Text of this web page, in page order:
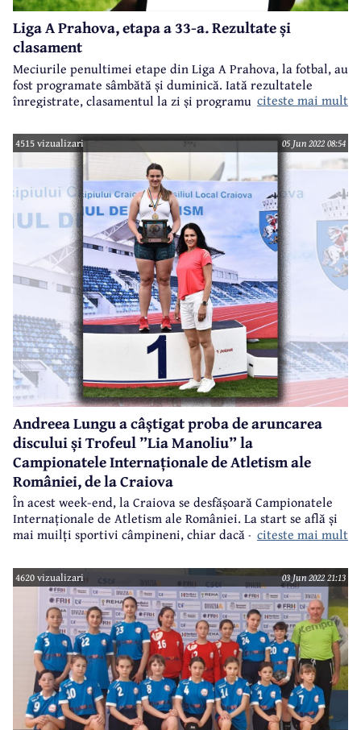
Liga A Prahova, etapa a 33-a. Rezultate și
clasament
Meciurile penultimei etape din Liga A Prahova, la fotbal, au
fost programate sâmbătă și duminică. Iată rezultatele
înregistrate, clasamentul la zi și programul etapei viitoare
citeste mai mult
4515 vizualizari 05 Jun 2022 08:54
Andreea Lungu a câștigat proba de aruncarea
discului și Trofeul ”Lia Manoliu” la
Campionatele Internaționale de Atletism ale
României, de la Craiova
În acest week-end, la Craiova se desfășoară Campionatele
Internaționale de Atletism ale României. La start se află și
mai muilți sportivi câmpineni, chiar dacă - din motive pe
mai reprezintă vreun club din Câmpina.
citeste mai mult
4620 vizualizari 03 Jun 2022 21:13